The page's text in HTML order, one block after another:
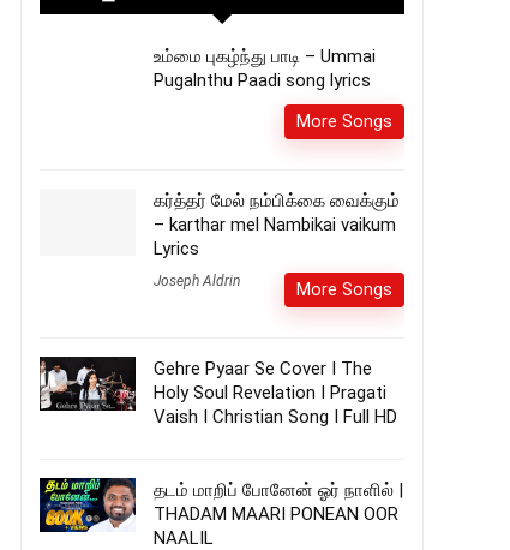
உம்மை புகழ்ந்து பாடி – Ummai
Pugalnthu Paadi song lyrics
More Songs
கர்த்தர் மேல் நம்பிக்கை வைக்கும்
– karthar mel Nambikai vaikum
Lyrics
Joseph Aldrin More Songs
Gehre Pyaar Se Cover I The
Holy Soul Revelation I Pragati
Vaish I Christian Song I Full HD
தடம் மாறிப் போனேன் ஓர் நாளில் |
THADAM MAARI PONEAN OOR
NAALIL